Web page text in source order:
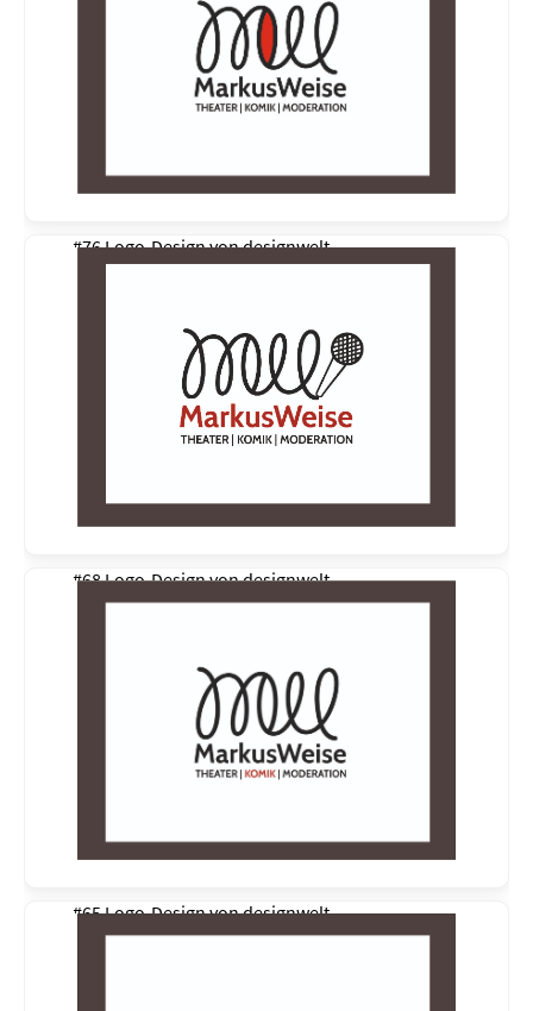
#76 Logo-Design vondesignwelt
#68 Logo-Design vondesignwelt
#65 Logo-Design vondesignwelt